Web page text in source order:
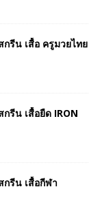
กรีน เสื้อ ครูมวยไทย
รีน เสื้อยืด IRON
กรีน เสื้อกีฬา